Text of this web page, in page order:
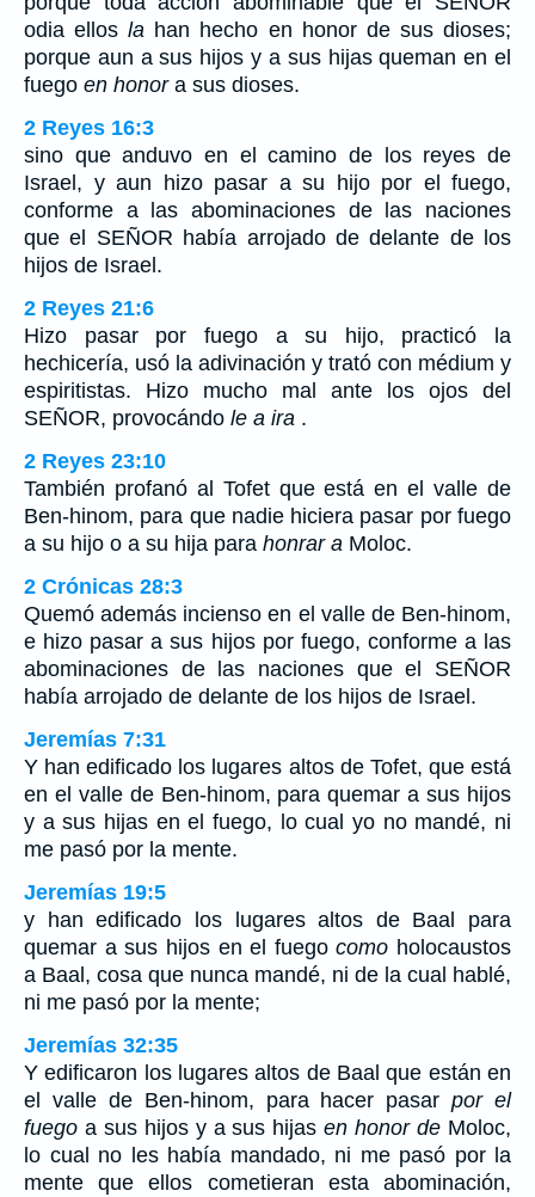
odia ellosla han hecho en honor de sus dioses;
porque aun a sus hijos y a sus hijas queman en el
fuego en honora sus dioses.
2 Reyes 16:3
sino que anduvo en el camino de los reyes de
Israel, y aun hizo pasar a su hijo por el fuego,
conforme a las abominaciones de las naciones
que el SEÑOR había arrojado de delante de los
hijos de Israel.
2 Reyes 21:6
Hizo pasar por fuego a su hijo, practicó la
hechicería, usó la adivinación y trató con médium y
espiritistas. Hizo mucho mal ante los ojos del
SEÑOR, provocándo le a ira .
2 Reyes 23:10
También profanó al Tofet que está en el valle de
Ben-hinom, para que nadie hiciera pasar por fuego
a su hijo o a su hija para honrar a Moloc.
2 Crónicas 28:3
Quemó además incienso en el valle de Ben-hinom,
e hizo pasar a sus hijos por fuego, conforme a las
abominaciones de las naciones que el SEÑOR
había arrojado de delante de los hijos de Israel.
Jeremías 7:31
Y han edificado los lugares altos de Tofet, que está
en el valle de Ben-hinom, para quemar a sus hijos
y a sus hijas en el fuego, lo cual yo no mandé, ni
me pasó por la mente.
Jeremías 19:5
y han edificado los lugares altos de Baal para
quemar a sus hijos en el fuegocomo holocaustos
a Baal, cosa que nunca mandé, ni de la cual hablé,
ni me pasó por la mente;
Jeremías 32:35
Y edificaron los lugares altos de Baal que están en
el valle de Ben-hinom, para hacer pasarpor el
fuego a sus hijos y a sus hijasen honor de Moloc,
lo cual no les había mandado, ni me pasó por la
mente que ellos cometieran esta abominación,